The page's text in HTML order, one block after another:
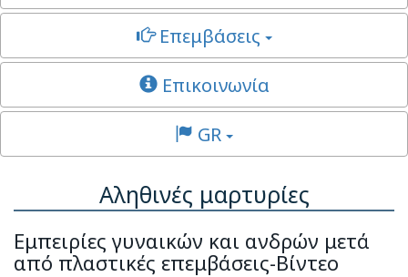
Επεμβάσεις
Επικοινωνία
GR
Αληθινές μαρτυρίες
Εμπειρίες γυναικών και ανδρών μετά
από πλαστικές επεμβάσεις-Βίντεο